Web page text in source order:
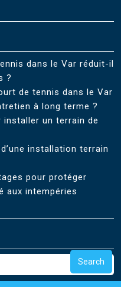
dans le Var réduit-il
?
de tennis dans le Var
à long terme ?
installer un terrain de
installation terrain
pour protéger
aux intempéries
Search